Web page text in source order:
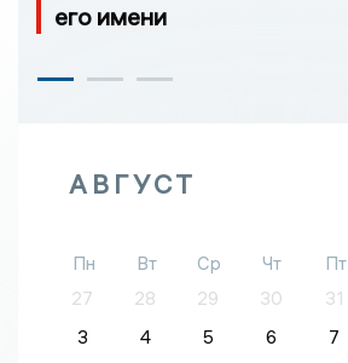
его имени
АВГУСТ
Пн Вт Ср Чт Пт
27
28 29 30 31
3
4 5 6 7